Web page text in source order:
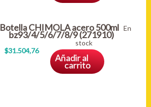
Botella CHIMOLA acero 500ml
bz93/4/5/6/7/8/9 (271910)
$31.504,76
En
stock
Añadir al
carrito